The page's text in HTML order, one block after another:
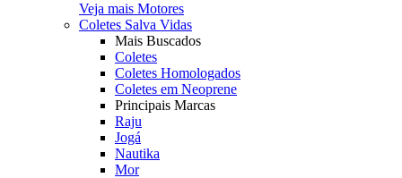
Veja mais Motores
Coletes Salva Vidas
Mais Buscados
Coletes
Coletes Homologados
Coletes em Neoprene
Principais Marcas
Raju
Jogá
Nautika
Mor